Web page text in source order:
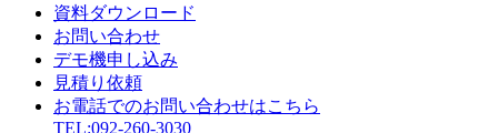
資料ダウンロード
お問い合わせ
デモ機申し込み
見積り依頼
お電話でのお問い合わせはこちら
TEL:092-260-3030